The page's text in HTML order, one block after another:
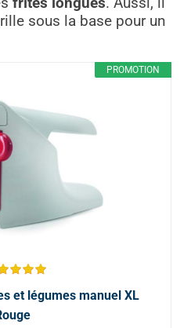
frites longues. Aussi, il
sous la base pour un
PROMOTION
et légumes manuel XL